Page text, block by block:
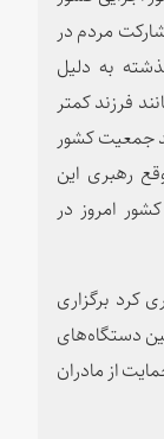
مردم در
به دلیل
فرزند کمتر
جمعیت کشور
رهبری این
امروز در
کرد برگزاری
دستگاه‌های
از مادران